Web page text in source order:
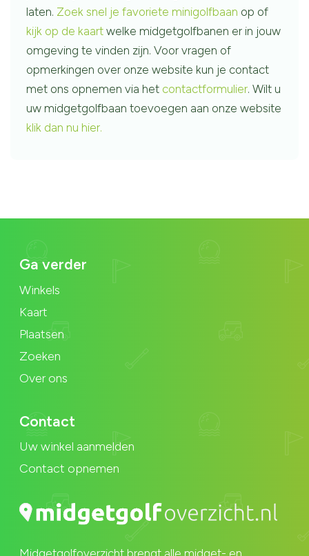
laten. Zoek snel je favoriete minigolfbaan op of
kijk op de kaart welke midgetgolfbanen er in jouw
omgeving te vinden zijn. Voor vragen of
opmerkingen over onze website kun je contact
met ons opnemen via het contactformulier. Wilt u
uw midgetgolfbaan toevoegen aan onze website
klik dan nu hier.
Ga verder
Winkels
Kaart
Plaatsen
Zoeken
Over ons
Contact
Uw winkel aanmelden
Contact opnemen